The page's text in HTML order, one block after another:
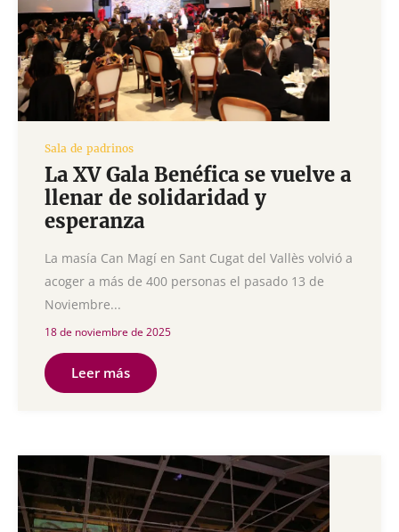
Sala de padrinos
La XV Gala Benéfica se vuelve a
llenar de solidaridad y
esperanza
La masía Can Magí en Sant Cugat del Vallès volvió a
acoger a más de 400 personas el pasado 13 de
Noviembre...
18 de noviembre de 2025
Leer más